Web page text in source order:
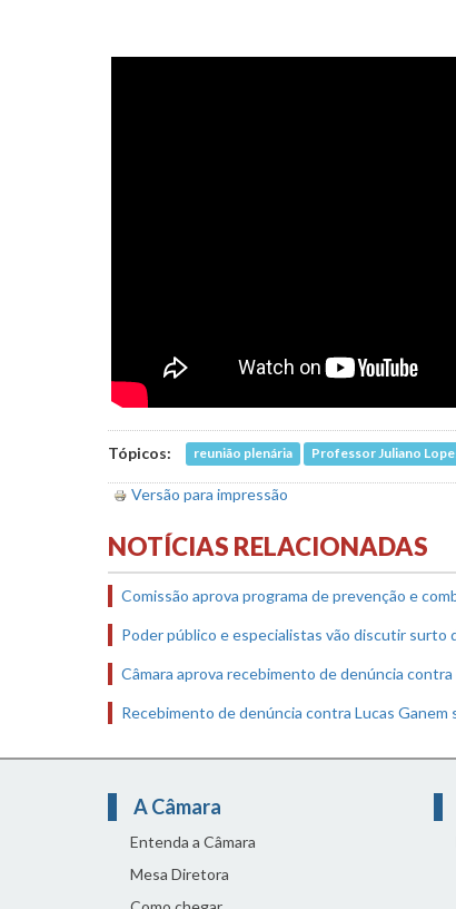
Tópicos: reunião plenária Professor Juliano
Versão para impressão
NOTÍCIAS RELACIONADAS
Comissão aprova programa de prevenção e
Poder público e especialistas vão discutir surto
Câmara aprova recebimento de denúncia
Recebimento de denúncia contra Lucas Ganem
A Câmara
Entenda a Câmara
Mesa Diretora